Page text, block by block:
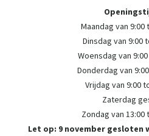
Maandag van 9:00
Dinsdag van 9:00
Woensdag van
Donderdag van
Vrijdag van 9:00
Zaterdag
Zondag van 13:00
Let op: 9 november gesloten